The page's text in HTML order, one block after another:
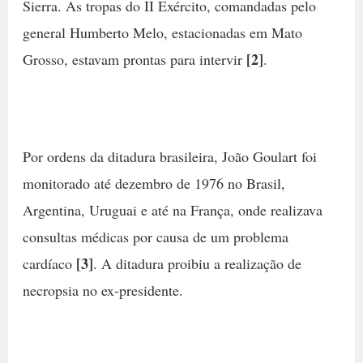
Sierra. As tropas do II Exército, comandadas pelo
general Humberto Melo, estacionadas em Mato
Grosso, estavam prontas para intervir [2].
Por ordens da ditadura brasileira, João Goulart foi
monitorado até dezembro de 1976 no Brasil,
Argentina, Uruguai e até na França, onde realizava
consultas médicas por causa de um problema
cardíaco [3]. A ditadura proibiu a realização de
necropsia no ex-presidente.